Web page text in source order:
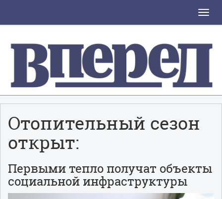
Toggle
Отопительный сезон
открыт:
Первыми тепло получат объекты
социальной инфраструктуры